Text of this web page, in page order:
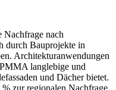
nach
durch Bauprojekte in
Architekturanwendungen
langlebige und
und Dächer bietet.